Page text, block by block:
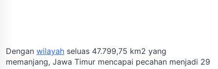
Dengan wilayah seluas 47.799,75 km2 yang
memanjang, Jawa Timur mencapai pecahan menjadi 29